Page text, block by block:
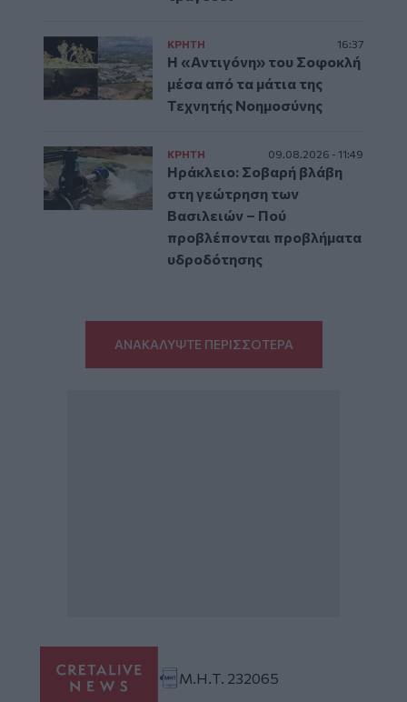
ΚΡΗΤΗ 16:37
Η «Αντιγόνη» του Σοφοκλή
μέσα από τα μάτια της
Τεχνητής Νοημοσύνης
ΚΡΗΤΗ 09.08.2026 - 11:49
Ηράκλειο: Σοβαρή βλάβη
στη γεώτρηση των
Βασιλειών – Πού
προβλέπονται προβλήματα
υδροδότησης
ΑΝΑΚΑΛΥΨΤΕ ΠΕΡΙΣΣΟΤΕΡΑ
Μ.Η.Τ. 232065